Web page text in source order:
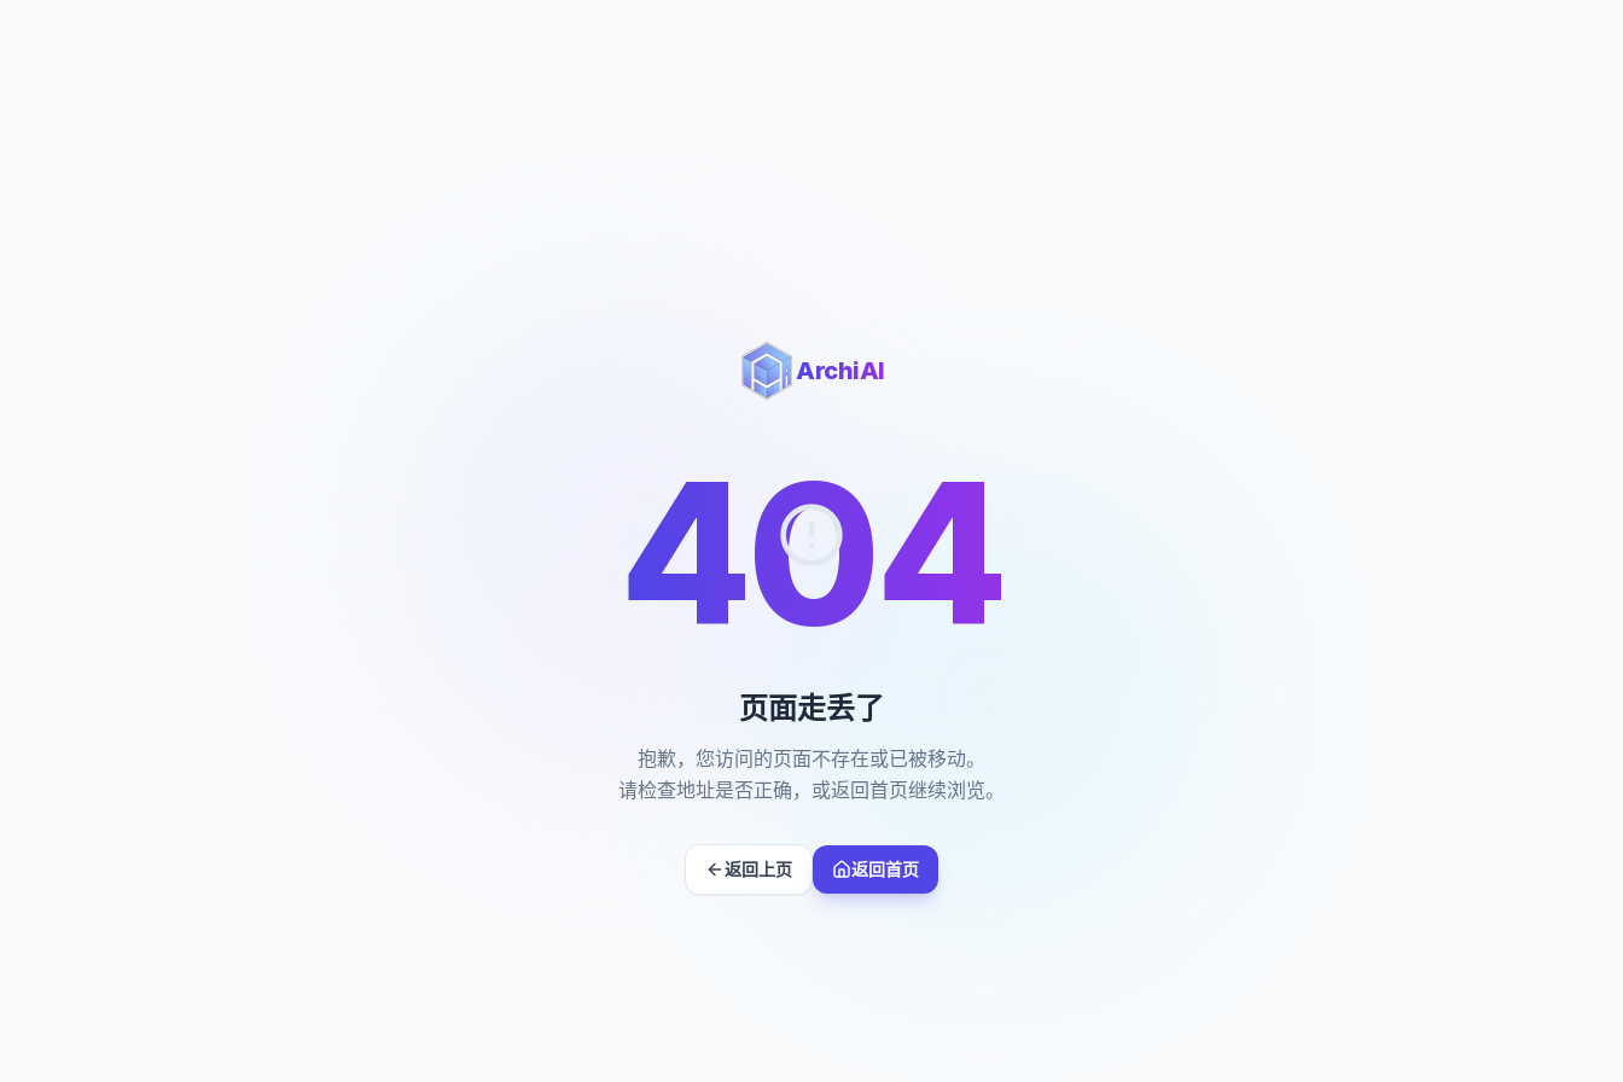
ArchiAI
404
页面走丢了
抱歉，您访问的页面不存在或已被移动。
请检查地址是否正确，或返回首页继续浏览。
返回上页 返回首页